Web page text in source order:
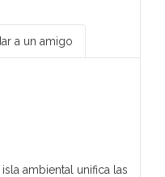
a un amigo
ambiental unifica las